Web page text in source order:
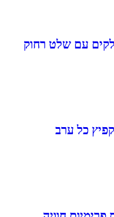
404 חלקים עם שלט רחוק
ערב